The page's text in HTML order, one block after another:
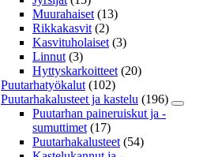
Muurahaiset (13)
Rikkakasvit (2)
Kasvituholaiset (3)
Linnut (3)
Hyttyskarkoitteet (20)
Puutarhatyökalut (102)
Puutarhakalusteet ja kastelu (196)
Puutarhan paineruiskut ja -
sumuttimet (17)
Puutarhakalusteet (54)